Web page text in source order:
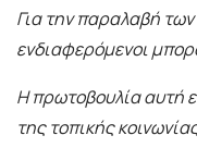
Για την παραλαβή
ενδιαφερόμενοι
Η πρωτοβουλία αυτή
της τοπικής